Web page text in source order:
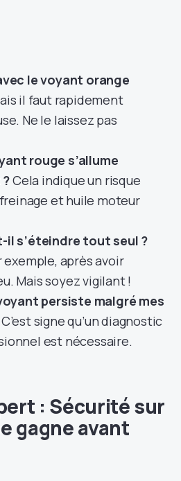
le voyant orange
il faut rapidement
Ne le laissez pas
rouge s’allume
Cela indique un risque
et huile moteur
il s’éteindre tout seul ?
exemple, après avoir
Mais soyez vigilant !
persiste malgré mes
C’est signe qu’un diagnostic
est nécessaire.
: Sécurité sur
gagne avant